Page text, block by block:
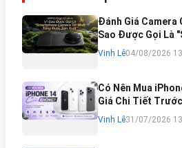
Đánh Giá Camera
Sao Được Gọi Là
Tốt Nhất Từng
Vinh Lê04/08/2026
Có Nên Mua
Giá Chi Tiết
2026
Vinh Lê31/07/2026